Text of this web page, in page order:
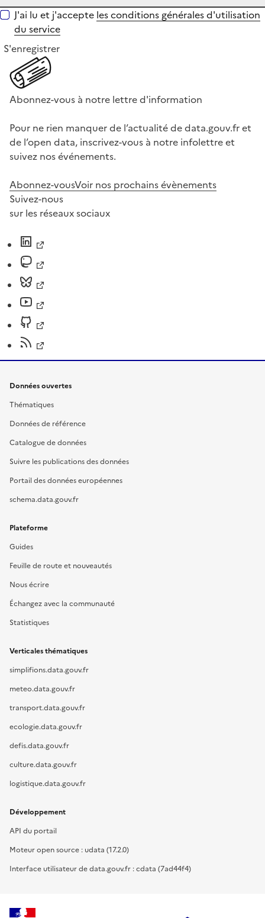
J'ai lu et j'accepte les conditions générales d'utilisation
du service
S'enregistrer
Abonnez-vous à notre lettre d'information
Pour ne rien manquer de l’actualité de data.gouv.fr et
de l’open data, inscrivez-vous à notre infolettre et
suivez nos événements.
Abonnez-vousVoir nos prochains évènements
Suivez-nous
sur les réseaux sociaux
Données ouvertes
Thématiques
Données de référence
Catalogue de données
Suivre les publications des données
Portail des données européennes
schema.data.gouv.fr
Plateforme
Guides
Feuille de route et nouveautés
Nous écrire
Échangez avec la communauté
Statistiques
Verticales thématiques
simplifions.data.gouv.fr
meteo.data.gouv.fr
transport.data.gouv.fr
ecologie.data.gouv.fr
defis.data.gouv.fr
culture.data.gouv.fr
logistique.data.gouv.fr
Développement
API du portail
Moteur open source : udata (17.2.0)
Interface utilisateur de data.gouv.fr : cdata (7ad44f4)